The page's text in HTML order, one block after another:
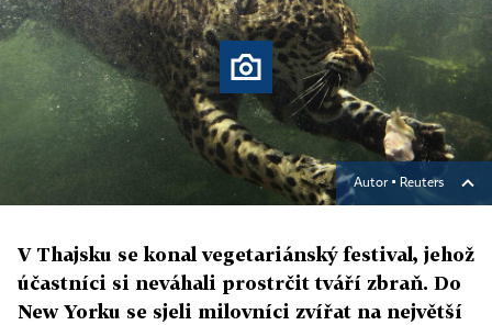
Autor ▪ Reuters
V Thajsku se konal vegetariánský festival, jehož
účastníci si neváhali prostrčit tváří zbraň. Do
New Yorku se sjeli milovníci zvířat na největší